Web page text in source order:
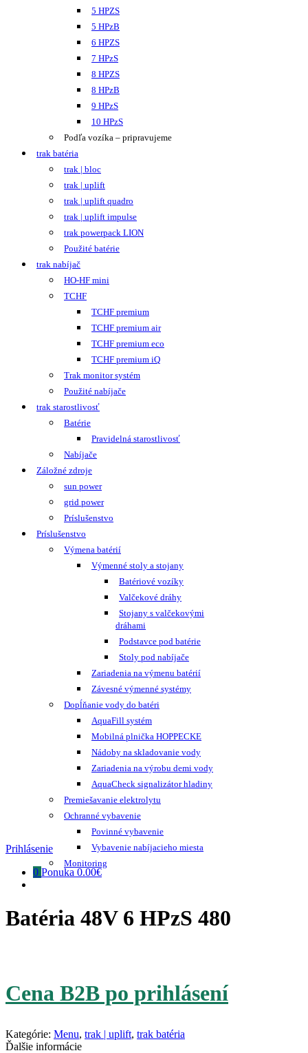
5 HPZS
5 HPzB
6 HPZS
7 HPzS
8 HPZS
8 HPzB
9 HPzS
10 HPzS
Podľa vozíka – pripravujeme
trak batéria
trak | bloc
trak | uplift
trak | uplift quadro
trak | uplift impulse
trak powerpack LION
Použité batérie
trak nabíjač
HO-HF mini
TCHF
TCHF premium
TCHF premium air
TCHF premium eco
TCHF premium iQ
Trak monitor systém
Použité nabíjače
trak starostlivosť
Batérie
Pravidelná starostlivosť
Nabíjače
Záložné zdroje
sun power
grid power
Príslušenstvo
Príslušenstvo
Výmena batérií
Výmenné stoly a stojany
Batériové vozíky
Valčekové dráhy
Stojany s valčekovými
dráhami
Podstavce pod batérie
Stoly pod nabíjače
Zariadenia na výmenu batérií
Závesné výmenné systémy
Dopĺňanie vody do batéri
AquaFill systém
Mobilná plnička HOPPECKE
Nádoby na skladovanie vody
Zariadenia na výrobu demi vody
AquaCheck signalizátor hladiny
Premiešavanie elektrolytu
Ochranné vybavenie
Povinné vybavenie
Vybavenie nabíjacieho miesta
Monitoring
Prihlásenie
0 Ponuka 0.00€
Batéria 48V 6 HPzS 480
Cena B2B po prihlásení
Kategórie: Menu, trak | uplift, trak batéria
Ďalšie informácie